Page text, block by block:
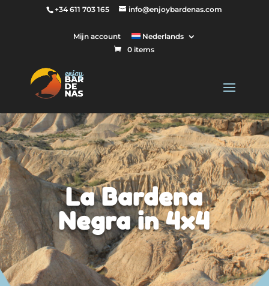
+34 611 703 165 info@enjoybardenas.com
Mijn account
Nederlands
0 items
La Bardena
Negra in 4x4